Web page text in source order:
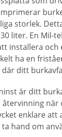
storlek.
liter. En Mil-
installera och
ha en
där ditt
är ditt
när
enklare att
hand om